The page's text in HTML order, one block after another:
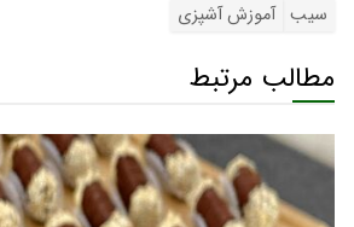
سیب آموزش آشپزی
مطالب مرتبط